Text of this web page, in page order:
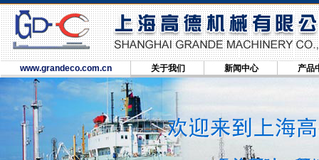
www.grandeco.com.cn 关于我们 新闻中心 产品